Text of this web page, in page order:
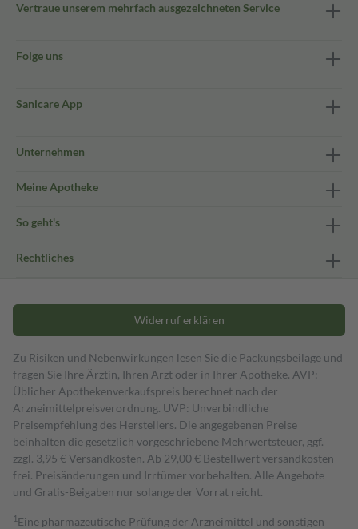
Vertraue unserem mehrfach ausgezeichneten Service
Folge uns
Sanicare App
Unternehmen
Meine Apotheke
So geht's
Rechtliches
Widerruf erklären
Zu Risiken und Nebenwirkungen lesen Sie die Packungsbeilage und
fragen Sie Ihre Ärztin, Ihren Arzt oder in Ihrer Apotheke. AVP:
Üblicher Apothekenverkaufspreis berechnet nach der
Arzneimittelpreisverordnung. UVP: Unverbindliche
Preisempfehlung des Herstellers. Die angegebenen Preise
beinhalten die gesetzlich vorgeschriebene Mehrwertsteuer, ggf.
zzgl. 3,95 € Versandkosten. Ab 29,00 € Bestell­wert versand­kosten­
frei. Preisänderungen und Irrtümer vorbehalten. Alle Angebote
und Gratis-Beigaben nur solange der Vorrat reicht.
1 Eine pharmazeutische Prüfung der Arzneimittel und sonstigen